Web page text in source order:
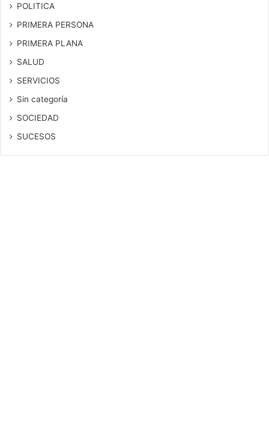
POLITICA
PRIMERA PERSONA
PRIMERA PLANA
SALUD
SERVICIOS
Sin categoría
SOCIEDAD
SUCESOS